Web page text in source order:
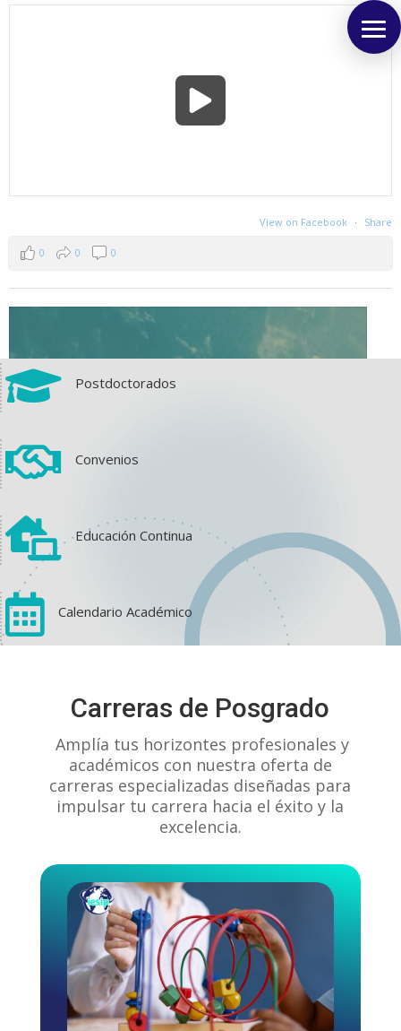
View on Facebook · Share
0 0 0
1 0
 Postdoctorados
 Convenios
 Educación Continua
 Calendario Académico
Carreras de Posgrado
Amplía tus horizontes profesionales y
académicos con nuestra oferta de
carreras especializadas diseñadas para
impulsar tu carrera hacia el éxito y la
excelencia.